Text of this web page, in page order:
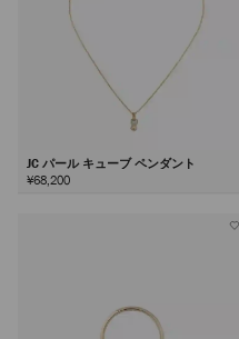
JC パール キューブ ペンダント
¥68,200